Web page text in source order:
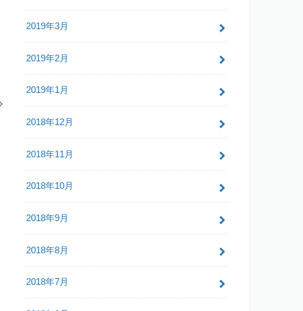
2019年3月
2019年2月
2019年1月
2018年12月
2018年11月
2018年10月
2018年9月
2018年8月
2018年7月